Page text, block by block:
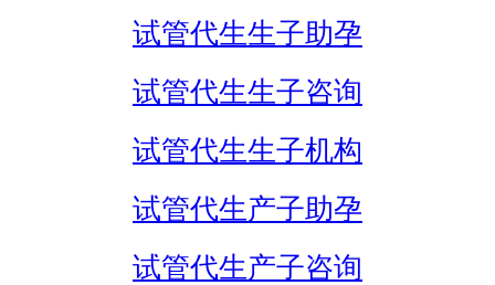
试管代生生子助孕
试管代生生子咨询
试管代生生子机构
试管代生产子助孕
试管代生产子咨询